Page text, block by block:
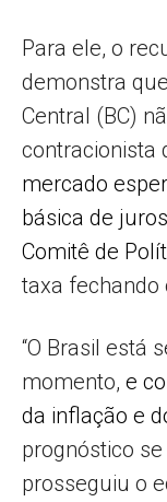
Para ele, o
demonstra
Central (BC)
contracionista
mercado
básica de
Comitê de
taxa fechando
“O Brasil está
momento, e
da inflação e
prognóstico
prosseguiu o